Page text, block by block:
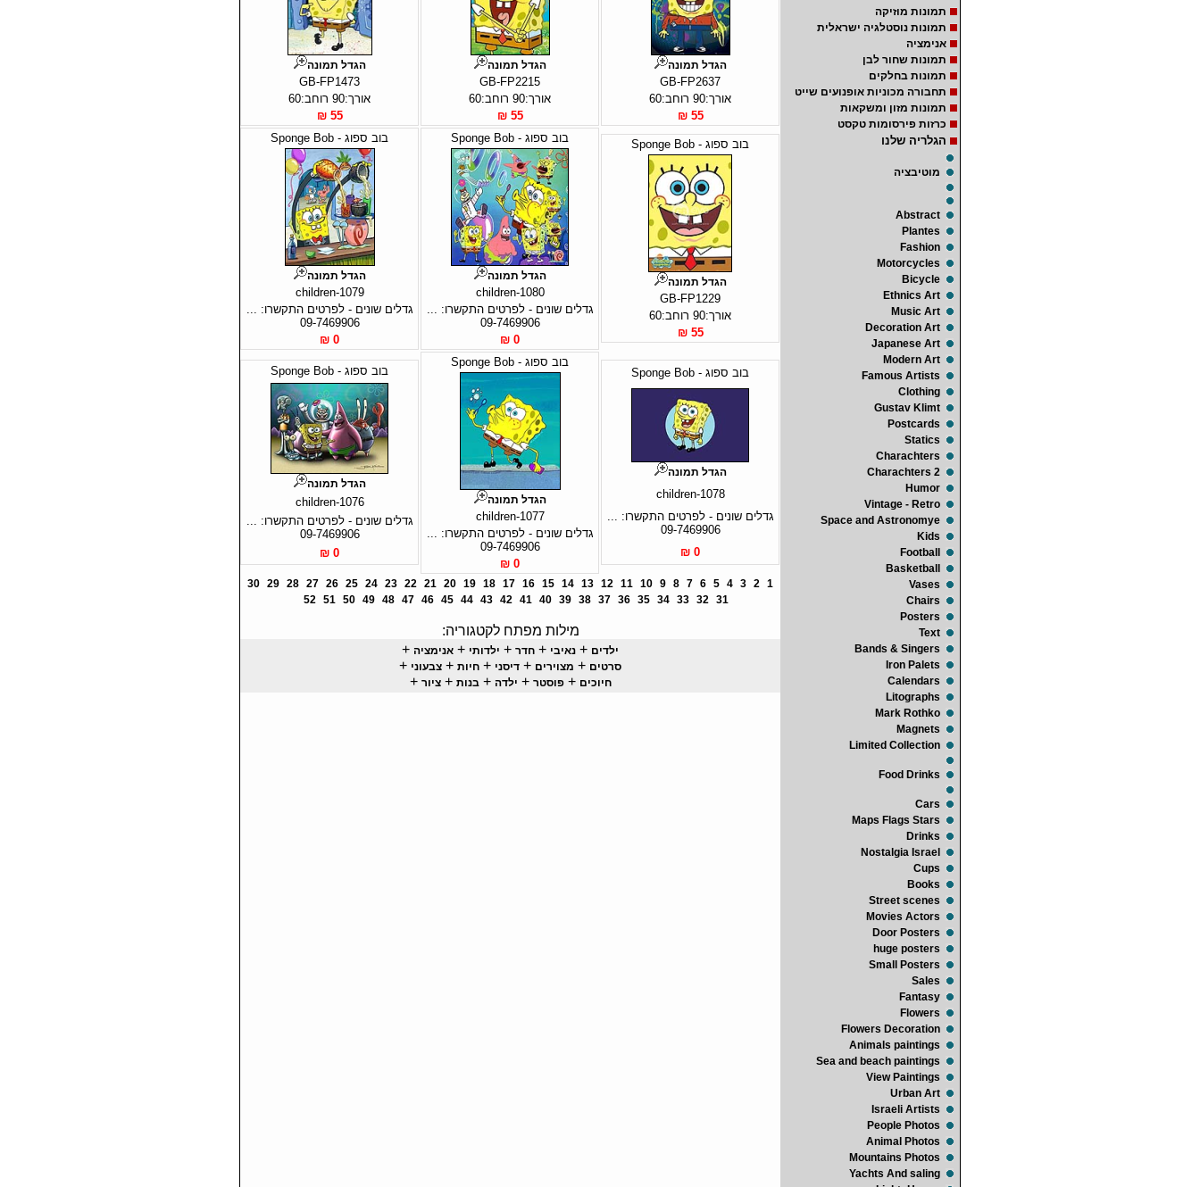
תמונות מוזיקה
תמונות נוסטלגיה ישראלית
אנימציה
תמונות שחור לבן
תמונות בחלקים
תחבורה מכוניות אופנועים שייט
תמונות מזון ומשקאות
כרזות פירסומות טקסט
הגלריה שלנו
מוטיבציה
Abstract
Plantes
Fashion
Motorcycles
Bicycle
Ethnics Art
Music Art
Decoration Art
Japanese Art
Modern Art
Famous Artists
Clothing
Gustav Klimt
Postcards
Statics
Charachters
Charachters 2
Humor
Vintage - Retro
Space and Astronomye
Kids
Football
Basketball
Vases
Chairs
Posters
Text
Bands & Singers
Iron Palets
Calendars
Litographs
Mark Rothko
Magnets
Limited Collection
Food Drinks
Cars
Maps Flags Stars
Drinks
Nostalgia Israel
Cups
Books
Street scenes
Movies Actors
Door Posters
huge posters
Small Posters
Sales
Fantasy
Flowers
Flowers Decoration
Animals paintings
Sea and beach paintings
View Paintings
Urban Art
Israeli Artists
People Photos
Animal Photos
Mountains Photos
Yachts And saling
הגדל תמונה
GB-FP2637
אורך:90 רוחב:60
55 ₪
הגדל תמונה
GB-FP2215
אורך:90 רוחב:60
55 ₪
הגדל תמונה
GB-FP1473
אורך:90 רוחב:60
55 ₪
בוב ספוג - Sponge Bob
הגדל תמונה
GB-FP1229
אורך:90 רוחב:60
55 ₪
בוב ספוג - Sponge Bob
הגדל תמונה
children-1080
גדלים שונים - לפרטים התקשרו: ...
09-7469906
0 ₪
בוב ספוג - Sponge Bob
הגדל תמונה
children-1079
גדלים שונים - לפרטים התקשרו: ...
09-7469906
0 ₪
בוב ספוג - Sponge Bob
הגדל תמונה
children-1078
גדלים שונים - לפרטים התקשרו: ...
09-7469906
0 ₪
בוב ספוג - Sponge Bob
הגדל תמונה
children-1077
גדלים שונים - לפרטים התקשרו: ...
09-7469906
0 ₪
בוב ספוג - Sponge Bob
הגדל תמונה
children-1076
גדלים שונים - לפרטים התקשרו: ...
09-7469906
0 ₪
1
2
3
4
5
6
7
8
9
10
11
12
13
14
15
16
17
18
19
20
21
22
23
24
25
26
27
28
29
30
31
32
33
34
35
36
37
38
39
40
41
42
43
44
45
46
47
48
49
50
51
52
מילות מפתח לקטגוריה:
ילדים + נאיבי + חדר + ילדותי + אנימציה +
סרטים + מצוירים + דיסני + חיות + צבעוני +
חיוכים +פוסטר + ילדה +בנות +ציור +